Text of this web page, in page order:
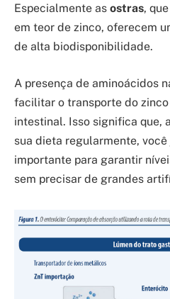
Especialmente as ostras,
em teor de zinco, oferecem
de alta biodisponibilidade.
A presença de aminoácidos
facilitar o transporte do
intestinal. Isso significa que,
sua dieta regularmente,
importante para garantir
sem precisar de grandes